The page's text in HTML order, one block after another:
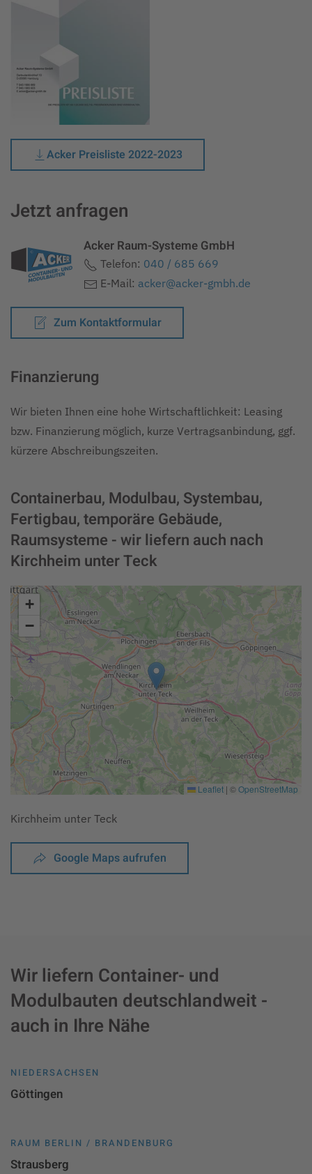
Acker Preisliste 2022-2023
Jetzt anfragen
Acker Raum-Systeme GmbH
Telefon: 040 / 685 669
E-Mail: acker@acker-gmbh.de
Zum Kontaktformular
Finanzierung
Wir bieten Ihnen eine hohe Wirtschaftlichkeit: Leasing
bzw. Finanzierung möglich, kurze Vertragsanbindung, ggf.
kürzere Abschreibungszeiten.
Containerbau, Modulbau, Systembau,
Fertigbau, temporäre Gebäude,
Raumsysteme - wir liefern auch nach
Kirchheim unter Teck
+
−
Leaflet | ©OpenStreetMap
Kirchheim unter Teck
Google Maps aufrufen
Wir liefern Container- und
Modulbauten deutschlandweit -
auch in Ihre Nähe
NIEDERSACHSEN
Göttingen
RAUM BERLIN / BRANDENBURG
Strausberg